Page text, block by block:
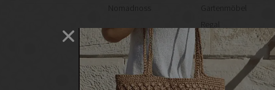
Nomadnoss
Gartenmöbel
Regal
selber
machen
Heimwerken
Renovieren